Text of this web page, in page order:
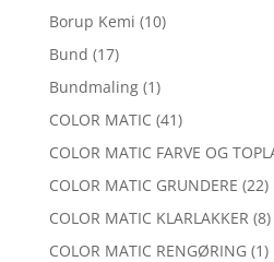
Borup Kemi (10)
Bund (17)
Bundmaling (1)
COLOR MATIC (41)
COLOR MATIC FARVE OG
COLOR MATIC GRUNDERE (22)
COLOR MATIC KLARLAKKER (8)
COLOR MATIC RENGØRING (1)